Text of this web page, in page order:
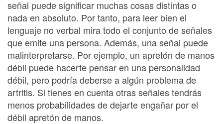
señal puede significar muchas cosas distintas o
nada en absoluto. Por tanto, para leer bien el
lenguaje no verbal mira todo el conjunto de señales
que emite una persona. Además, una señal puede
malinterpretarse. Por ejemplo, un apretón de manos
débil puede hacerte pensar en una personalidad
débil, pero podría deberse a algún problema de
artritis. Si tienes en cuenta otras señales tendrás
menos probabilidades de dejarte engañar por el
débil apretón de manos.